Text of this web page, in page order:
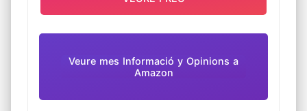
Veure mes Informació y Opinions a
Amazon